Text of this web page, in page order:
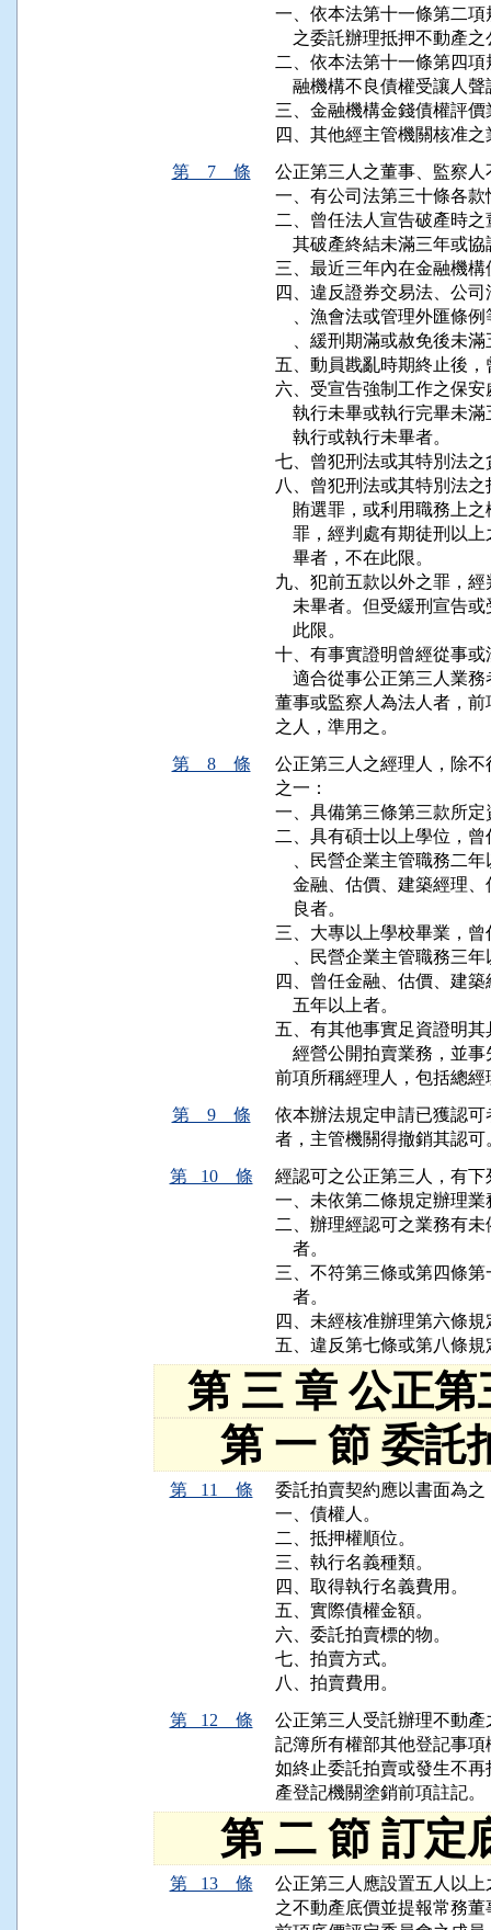
一、依本法第十一條第二
之委託辦理抵押不動產
二、依本法第十一條第四
融機構不良債權受讓人
三、金融機構金錢債權評價
四、其他經主管機關核准之
第 7 條
公正第三人之董事、監察
一、有公司法第三十條各款
二、曾任法人宣告破產時
其破產終結未滿三年或
三、最近三年內在金融機
四、違反證券交易法、公
、漁會法或管理外匯條
、緩刑期滿或赦免後未
五、動員戡亂時期終止後
六、受宣告強制工作之保
執行未畢或執行完畢未
    執行或執行未畢者。
七、曾犯刑法或其特別法
八、曾犯刑法或其特別法
賄選罪，或利用職務上
罪，經判處有期徒刑以
    畢者，不在此限。
九、犯前五款以外之罪，
未畢者。但受緩刑宣告
    此限。
十、有事實證明曾經從事
適合從事公正第三人業
董事或監察人為法人者，
第 8 條
公正第三人之經理人，除
之一：
一、具備第三條第三款所
二、具有碩士以上學位，
、民營企業主管職務二
金融、估價、建築經理
    良者。
三、大專以上學校畢業，
、民營企業主管職務三
四、曾任金融、估價、建
    五年以上者。
五、有其他事實足資證明
經營公開拍賣業務，並
第 9 條 依本辦法規定申請已獲認
第 10 條
經認可之公正第三人，有
一、未依第二條規定辦理業
二、辦理經認可之業務有
    者。
三、不符第三條或第四條
    者。
四、未經核准辦理第六條
第 三 章 公正第
第 一 節 委託
第 11 條
委託拍賣契約應以書面為
一、債權人。
二、抵押權順位。
三、執行名義種類。
四、取得執行名義費用。
五、實際債權金額。
六、委託拍賣標的物。
七、拍賣方式。
第 12 條
公正第三人受託辦理不動
記簿所有權部其他登記事
如終止委託拍賣或發生不
第 二 節 訂定
第 13 條
公正第三人應設置五人以
之不動產底價並提報常務